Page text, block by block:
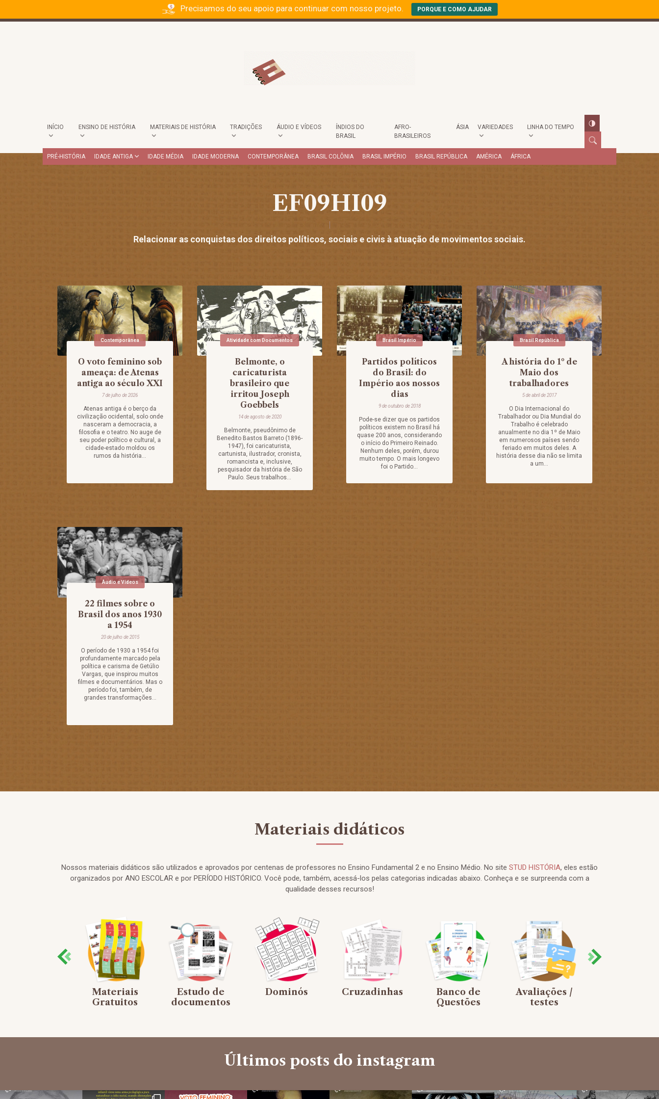
Precisamos do seu apoio para continuar com nosso projeto. PORQUE E COMO AJUDAR
INÍCIO ENSINO DE HISTÓRIA MATERIAIS DE HISTÓRIA TRADIÇÕES ÁUDIO E VÍDEOS
ÍNDIOS DO
BRASIL
AFRO-
BRASILEIROS
ÁSIA VARIEDADES LINHA DO TEMPO
PRÉ-HISTÓRIA IDADE ANTIGA IDADE MÉDIA IDADE MODERNA CONTEMPORÂNEA BRASIL COLÔNIA BRASIL IMPÉRIO BRASIL REPÚBLICA AMÉRICA ÁFRICA
EF09HI09
Relacionar as conquistas dos direitos políticos, sociais e civis à atuação de movimentos sociais.
Contemporânea
O voto feminino sob
ameaça: de Atenas
antiga ao século XXI
7 de julho de 2026
Atenas antiga é o berço da
civilização ocidental, solo onde
nasceram a democracia, a
filosofia e o teatro. No auge de
seu poder político e cultural, a
cidade-estado moldou os
rumos da história...
Atividade com Documentos
Belmonte, o
caricaturista
brasileiro que
irritou Joseph
Goebbels
14 de agosto de 2020
Belmonte, pseudônimo de
Benedito Bastos Barreto (1896-
1947), foi caricaturista,
cartunista, ilustrador, cronista,
romancista e, inclusive,
pesquisador da história de São
Paulo. Seus trabalhos...
Brasil Império
Partidos políticos
do Brasil: do
Império aos nossos
dias
9 de outubro de 2018
Pode-se dizer que os partidos
políticos existem no Brasil há
quase 200 anos, considerando
o início do Primeiro Reinado.
Nenhum deles, porém, durou
muito tempo. O mais longevo
foi o Partido...
Brasil República
A história do 1º de
Maio dos
trabalhadores
5 de abril de 2017
O Dia Internacional do
Trabalhador ou Dia Mundial do
Trabalho é celebrado
anualmente no dia 1º de Maio
em numerosos países sendo
feriado em muitos deles. A
história desse dia não se limita
a um...
Áudio e Vídeos
22 filmes sobre o
Brasil dos anos 1930
a 1954
20 de julho de 2015
O período de 1930 a 1954 foi
profundamente marcado pela
política e carisma de Getúlio
Vargas, que inspirou muitos
filmes e documentários. Mas o
período foi, também, de
grandes transformações...
Materiais didáticos
Nossos materiais didáticos são utilizados e aprovados por centenas de professores no Ensino Fundamental 2 e no Ensino Médio. No site STUD HISTÓRIA, eles estão
organizados por ANO ESCOLAR e por PERÍODO HISTÓRICO. Você pode, também, acessá-los pelas categorias indicadas abaixo. Conheça e se surpreenda com a
qualidade desses recursos!
Materiais
Gratuitos
Estudo de
documentos
Dominós Cruzadinhas
Banco de
Questões
Avaliações /
testes
Últimos posts do instagram